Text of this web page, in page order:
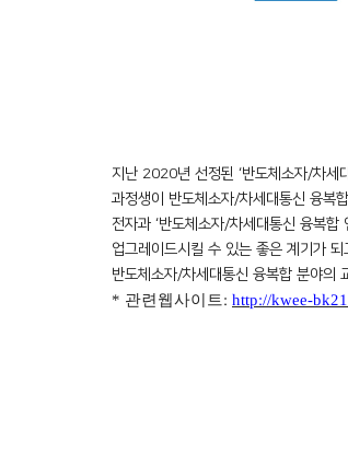
지난 2020년 선정된 ‘반도체소자/차세
과정생이 반도체소자/차세대통신 융복
전자과 ‘반도체소자/차세대통신 융복합
업그레이드시킬 수 있는 좋은 계기가
반도체소자/차세대통신 융복합 분야의
* 관련웹사이트 :http://kwee-